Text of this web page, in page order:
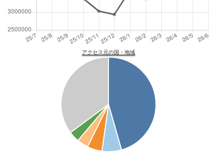
アクセス元の国・地域